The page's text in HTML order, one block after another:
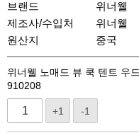
브랜드
위너웰
제조사/수입처
위너웰
원산지
중국
위너웰 노매드 뷰 쿡 텐트 우
910208
+1 -1